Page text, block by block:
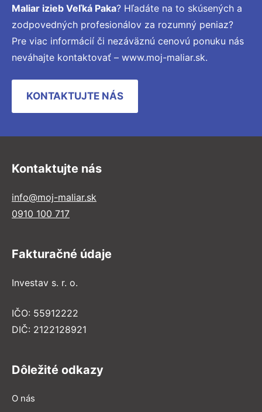
Maliar izieb Veľká Paka? Hľadáte na to skúsených a
zodpovedných profesionálov za rozumný peniaz?
Pre viac informácií či nezáväznú cenovú ponuku nás
neváhajte kontaktovať – www.moj-maliar.sk.
KONTAKTUJTE NÁS
Kontaktujte nás
info@moj-maliar.sk
0910 100 717
Fakturačné údaje
Investav s. r. o.
IČO: 55912222
DIČ: 2122128921
Dôležité odkazy
O nás